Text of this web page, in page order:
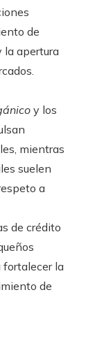
de
la apertura
y los
mientras
suelen
a
de crédito
fortalecer la
de